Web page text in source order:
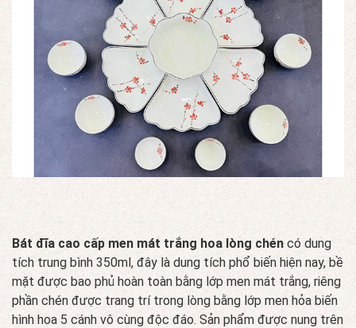
Bát đĩa cao cấp men mát trắng hoa lòng chén có dung
tích trung bình 350ml, đây là dung tích phổ biến hiện nay, bề
mặt được bao phủ hoàn toàn bằng lớp men mát trắng, riêng
phần chén được trang trí trong lòng bằng lớp men hỏa biến
hình hoa 5 cánh vô cùng độc đáo. Sản phẩm được nung trên